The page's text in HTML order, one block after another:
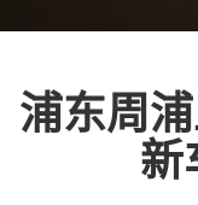
浦东周
新